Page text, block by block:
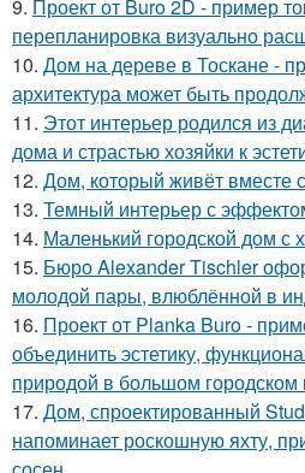
9. Проект от Buro 2D - пример
перепланировка визуально
10. Дом на дереве в Тоскане -
архитектура может быть
11. Этот интерьер родился из
дома и страстью хозяйки к
12. Дом, который живёт вместе
13. Темный интерьер с
14. Маленький городской дом с
15. Бюро Alexander Tischler
молодой пары, влюблённой в
16. Проект от Planka Buro -
объединить эстетику,
природой в большом городском
17. Дом, спроектированный
напоминает роскошную яхту,